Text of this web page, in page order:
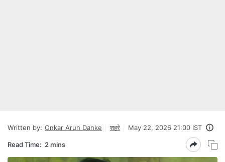
Written by: Onkar Arun Danke शहरे May 22, 2026 21:00 IST
Read Time: 2 mins